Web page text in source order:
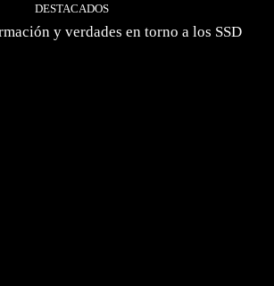
DESTACADOS
y verdades en torno a los SSD